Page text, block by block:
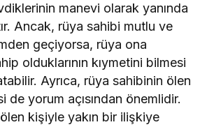
manevi olarak yanında
Ancak, rüya sahibi mutlu ve
geçiyorsa, rüya ona
olduklarının kıymetini bilmesi
Ayrıca, rüya sahibinin ölen
de yorum açısından önemlidir.
kişiyle yakın bir ilişkiye